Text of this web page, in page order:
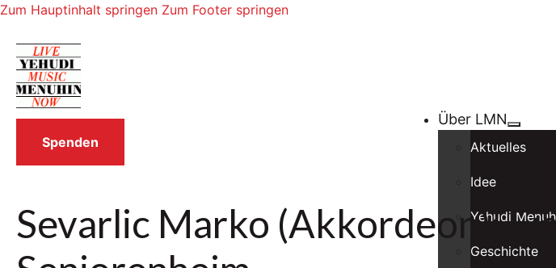
Zum Hauptinhalt springen Zum Footer springen
Über LMN
Aktuelles
Idee
Yehudi
Geschichte
Spenden
Sevarlic Marko (Akkordeon);